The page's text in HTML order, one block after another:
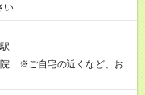
い
院 ※ご自宅の近くなど、お